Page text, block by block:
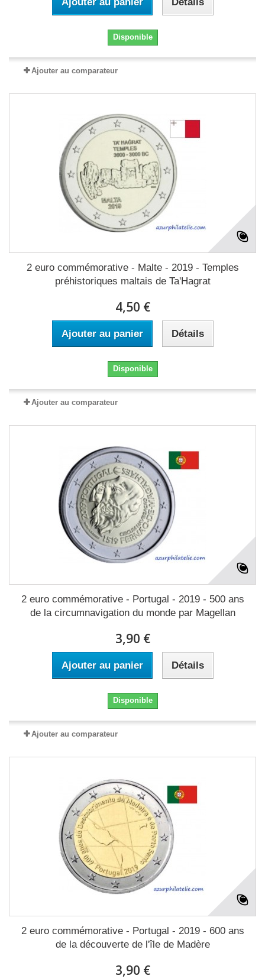
Disponible
Ajouter au comparateur
2 euro commémorative - Malte - 2019 - Temples
préhistoriques maltais de Ta'Hagrat
4,50 €
Ajouter au panier Détails
Disponible
Ajouter au comparateur
2 euro commémorative - Portugal - 2019 - 500 ans
de la circumnavigation du monde par Magellan
3,90 €
Ajouter au panier Détails
Disponible
Ajouter au comparateur
2 euro commémorative - Portugal - 2019 - 600 ans
de la découverte de l'île de Madère
3,90 €